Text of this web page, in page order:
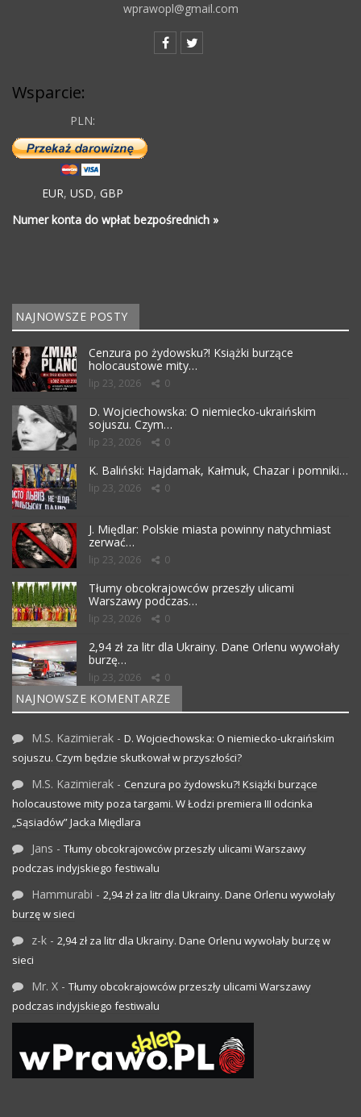
wprawopl@gmail.com
Wsparcie:
PLN:
EUR, USD, GBP
Numer konta do wpłat bezpośrednich »
NAJNOWSZE POSTY
Cenzura po żydowsku?! Książki burzące
holocaustowe mity…
lip 23, 2026 0
D. Wojciechowska: O niemiecko-ukraińskim
sojuszu. Czym…
lip 23, 2026 0
K. Baliński: Hajdamak, Kałmuk, Chazar i pomniki…
lip 23, 2026 0
J. Międlar: Polskie miasta powinny natychmiast
zerwać…
lip 23, 2026 0
Tłumy obcokrajowców przeszły ulicami
Warszawy podczas…
lip 23, 2026 0
2,94 zł za litr dla Ukrainy. Dane Orlenu wywołały
burzę…
lip 23, 2026 0
NAJNOWSZE KOMENTARZE
M.S. Kazimierak - D. Wojciechowska: O niemiecko-ukraińskim
sojuszu. Czym będzie skutkował w przyszłości?
M.S. Kazimierak - Cenzura po żydowsku?! Książki burzące
holocaustowe mity poza targami. W Łodzi premiera III odcinka
„Sąsiadów” Jacka Międlara
Jans - Tłumy obcokrajowców przeszły ulicami Warszawy
podczas indyjskiego festiwalu
Hammurabi - 2,94 zł za litr dla Ukrainy. Dane Orlenu wywołały
burzę w sieci
z-k - 2,94 zł za litr dla Ukrainy. Dane Orlenu wywołały burzę w
sieci
Mr. X - Tłumy obcokrajowców przeszły ulicami Warszawy
podczas indyjskiego festiwalu